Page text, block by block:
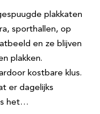
plakkaten
sporthallen, op
en ze blijven
plakken.
kostbare klus.
er dagelijks
het…